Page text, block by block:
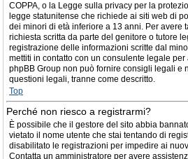
COPPA, o la Legge sulla privacy per la
legge statunitense che richiede ai siti web di
dei minori di età inferiore a 13 anni. Per avere
richiesta scritta da parte del genitore o tutore
registrazione delle informazioni scritte dal
mettiti in contatto con un consulente legale per
phpBB Group non può fornire consigli legali e
questioni legali, tranne come descritto.
Top
Perché non riesco a registrarmi?
È possibile che il gestore del sito abbia
vietato il nome utente che stai tentando di
disabilitato le registrazioni per impedire ai
Contatta un amministratore per avere